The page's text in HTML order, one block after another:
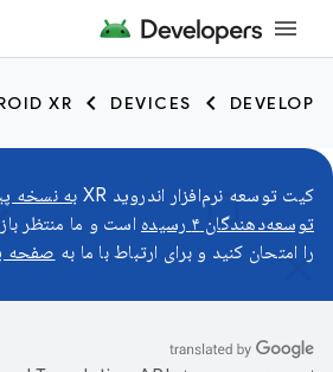
DEVELOP
DEVICES
XR
کیت توسعه نرم‌افزار اندروید XR
به نسخه
توسعه‌دهندگان ۴ رسیده
است و ما منتظر
را امتحان کنید و برای ارتباط با ما به صفحه